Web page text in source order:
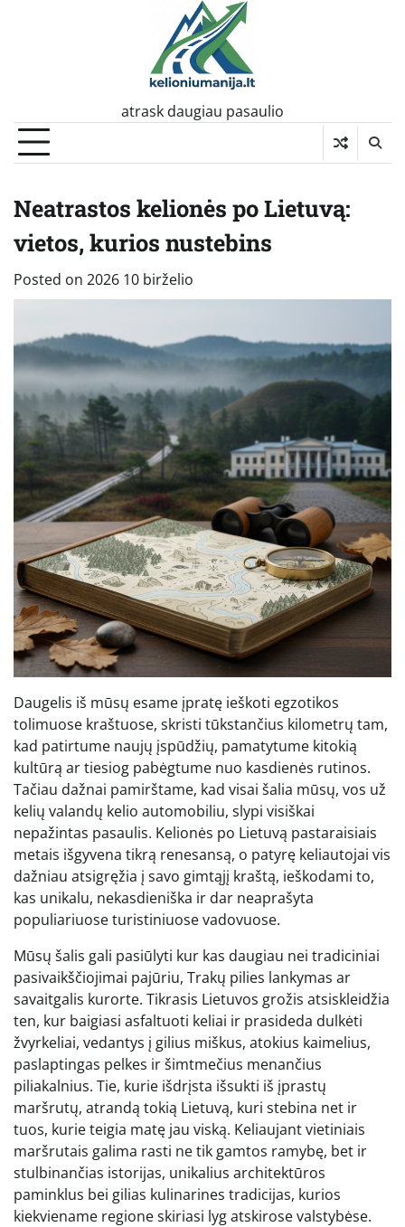
atrask daugiau pasaulio
Neatrastos kelionės po Lietuvą:
vietos, kurios nustebins
Posted on 2026 10 birželio
Daugelis iš mūsų esame įpratę ieškoti egzotikos
tolimuose kraštuose, skristi tūkstančius kilometrų tam,
kad patirtume naujų įspūdžių, pamatytume kitokią
kultūrą ar tiesiog pabėgtume nuo kasdienės rutinos.
Tačiau dažnai pamirštame, kad visai šalia mūsų, vos už
kelių valandų kelio automobiliu, slypi visiškai
nepažintas pasaulis. Kelionės po Lietuvą pastaraisiais
metais išgyvena tikrą renesansą, o patyrę keliautojai vis
dažniau atsigręžia į savo gimtąjį kraštą, ieškodami to,
kas unikalu, nekasdieniška ir dar neaprašyta
populiariuose turistiniuose vadovuose.
Mūsų šalis gali pasiūlyti kur kas daugiau nei tradiciniai
pasivaikščiojimai pajūriu, Trakų pilies lankymas ar
savaitgalis kurorte. Tikrasis Lietuvos grožis atsiskleidžia
ten, kur baigiasi asfaltuoti keliai ir prasideda dulkėti
žvyrkeliai, vedantys į gilius miškus, atokius kaimelius,
paslaptingas pelkes ir šimtmečius menančius
piliakalnius. Tie, kurie išdrįsta išsukti iš įprastų
maršrutų, atrandą tokią Lietuvą, kuri stebina net ir
tuos, kurie teigia matę jau viską. Keliaujant vietiniais
maršrutais galima rasti ne tik gamtos ramybę, bet ir
stulbinančias istorijas, unikalius architektūros
paminklus bei gilias kulinarines tradicijas, kurios
kiekviename regione skiriasi lyg atskirose valstybėse.